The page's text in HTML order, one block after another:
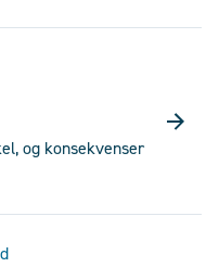
og konsekvenser